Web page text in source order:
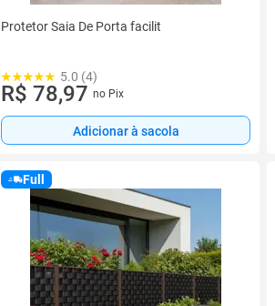
Protetor Saia De Porta facilit
5.0 (4)
R$ 78,97 no Pix
Adicionar à sacola
Full